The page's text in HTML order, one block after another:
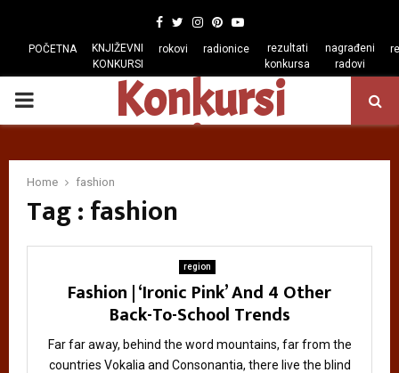
Facebook
TwitterInstagram
Pinterest
Youtube
POČETNA
KNJIŽEVNI
KONKURSI
rokovi radionice
rezultati
konkursa
nagrađeni
radovi
PRIMARY
Konkursi
regiona
Home fashion
Tag : fashion
region
Fashion | ‘Ironic Pink’ And 4 Other
Back-To-School Trends
Far far away, behind the word mountains, far from the
countries Vokalia and Consonantia, there live the blind